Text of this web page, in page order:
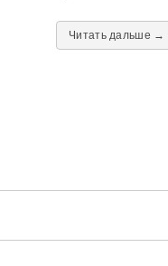
Читать дальше →